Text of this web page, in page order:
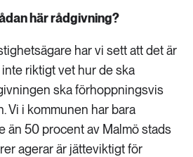
här rådgivning?
har vi sett att det är
riktigt vet hur de ska
ska förhoppningsvis
Vi i kommunen har bara
än 50 procent av Malmö stads
agerar är jätteviktigt för